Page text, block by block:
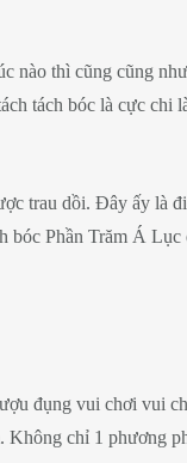
nào thì cũng cũng
tách bóc là cực chi
trau dồi. Đây ấy là
bóc Phần Trăm Á
đụng vui chơi vui
chỉ 1 phương